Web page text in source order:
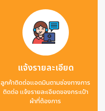
แจ้งรายละเอียด
ลูกค้าติดต่อแอดมินตามช่องทางการ
ติดต่อ แจ้งรายละเอียดของกระเป๋า
ผ้าที่ต้องการ